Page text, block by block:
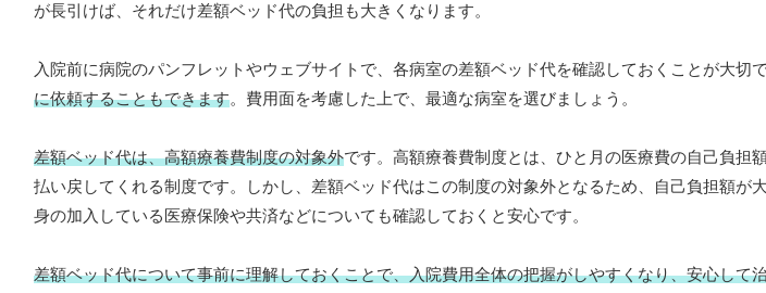
が長引けば、それだけ差額ベッド代の負担も大きくなります。
入院前に病院のパンフレットやウェブサイトで、各病室の差額ベッド代を確認しておくことが大切で
に依頼することもできます。費用面を考慮した上で、最適な病室を選びましょう。
差額ベッド代は、高額療養費制度の対象外です。高額療養費制度とは、ひと月の医療費の自己負担
払い戻してくれる制度です。しかし、差額ベッド代はこの制度の対象外となるため、自己負担額が
身の加入している医療保険や共済などについても確認しておくと安心です。
差額ベッド代について事前に理解しておくことで、入院費用全体の把握がしやすくなり、安心して